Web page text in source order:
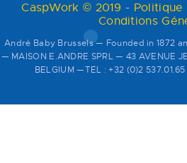
CaspWork © 2019 -
Conditions
André Baby Brussels — Founded in 1872
— MAISON E.ANDRE SPRL — 43 AVENUE
BELGIUM —TEL : +32 (0)2